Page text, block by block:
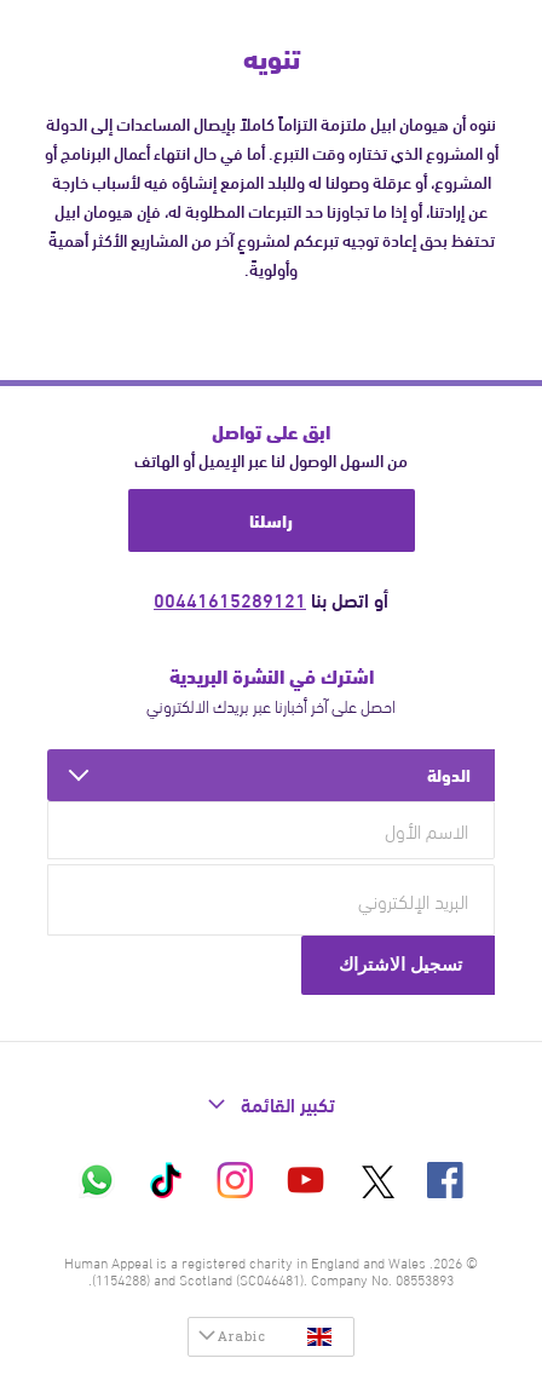
تنويه
ننوه أن هيومان ابيل ملتزمة التزاماً كاملاً بإيصال المساعدات إلى الدولة
أو المشروع الذي تختاره وقت التبرع. أما في حال انتهاء أعمال البرنامج أو
المشروع، أو عرقلة وصولنا له وللبلد المزمع إنشاؤه فيه لأسباب خارجة
عن إرادتنا، أو إذا ما تجاوزنا حد التبرعات المطلوبة له، فإن هيومان ابيل
تحتفظ بحق إعادة توجيه تبرعكم لمشروعٍ آخر من المشاريع الأكثر أهميةً
وأولويةً.
ابق على تواصل
من السهل الوصول لنا عبر الإيميل أو الهاتف
راسلنا
أو اتصل بنا 00441615289121
اشترك في النشرة البريدية
احصل على آخر أخبارنا عبر بريدك الالكتروني
الدولة
تكبير القائمة
فيسبوك يوتيوب إنستاغرام تيك
توك
واتساب
© 2026. Human Appeal is a registered charity in England and Wales
(1154288) and Scotland (SC046481). Company No. 08553893.
Arabic